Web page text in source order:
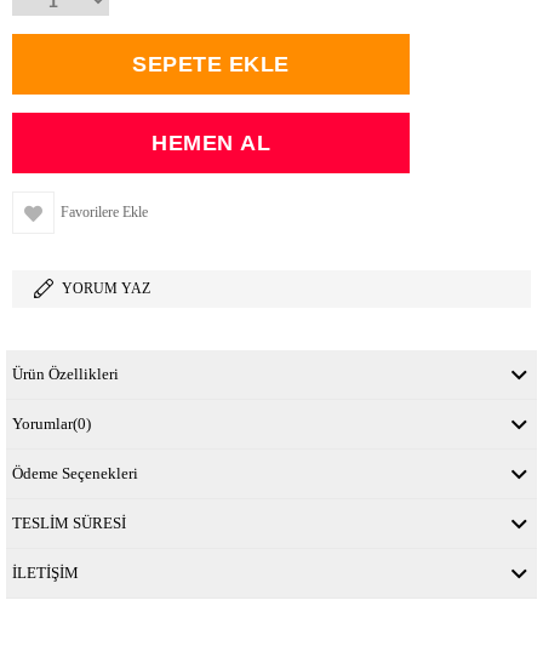
Favorilere Ekle
YORUM YAZ
Ürün Özellikleri
Yorumlar(0)
Ödeme Seçenekleri
TESLİM SÜRESİ
İLETİŞİM